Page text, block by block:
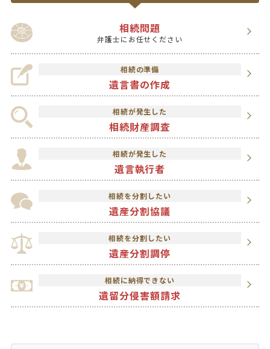
相続問題
弁護士にお任せください
相続の準備
遺言書の作成
相続が発生した
相続財産調査
相続が発生した
遺言執行者
相続を分割したい
遺産分割協議
相続を分割したい
遺産分割調停
相続に納得できない
遺留分侵害額請求